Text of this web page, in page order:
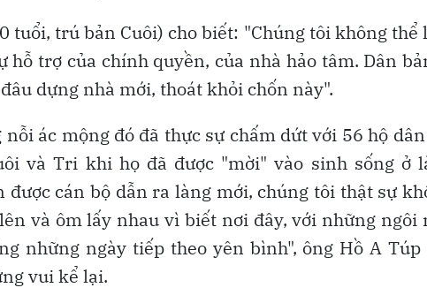
tuổi, trú bản Cuôi) cho biết: "Chúng tôi không thể
hỗ trợ của chính quyền, của nhà hảo tâm. Dân
dựng nhà mới, thoát khỏi chốn này".
ác mộng đó đã thực sự chấm dứt với 56 hộ
và Tri khi họ đã được "mời" vào sinh sống ở
cán bộ dẫn ra làng mới, chúng tôi thật sự
và ôm lấy nhau vì biết nơi đây, với những ngôi
những ngày tiếp theo yên bình", ông Hồ A Túp
vui kể lại.